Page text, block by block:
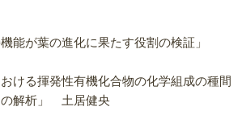
能が葉の進化に果たす役割の検証 」
ける揮発性有機化合物の化学組成の種間
の解析」 土居健央